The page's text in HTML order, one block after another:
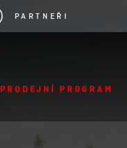
PARTNEŘI
PRODEJNÍ PROGRAM